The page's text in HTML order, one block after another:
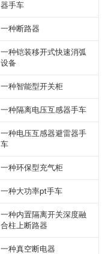
器手车
一种断路器
一种铠装移开式快速消弧
设备
一种智能型开关柜
一种隔离电压互感器手车
一种电压互感器避雷器手
车
一种环保型充气柜
一种大功率pt手车
一种内置隔离开关深度融
合柱上断路器
一种真空断电器